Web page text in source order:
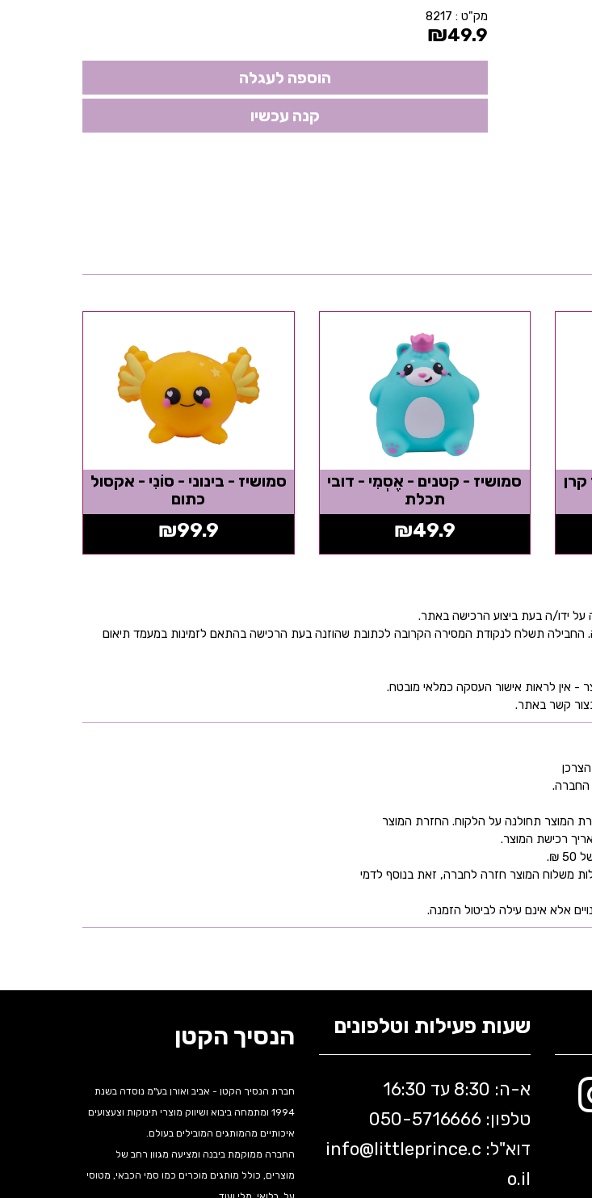
מק"ט : 8217
₪49.9
קרן
סמושיז - קטנים - אֶסְמִי - דובי
תכלת
₪49.9
סמושיז - בינוני - סוֹנִי - אקסול
כתום
₪99.9
החבילה תשלח לנקודת המסירה הקרובה לכתובת שהוזנה בעת הרכישה בהתאם לזמינות במעמד תיאום
החברה.
המוצר תחולנה על הלקוח. החזרת המוצר
₪.
משלוח המוצר חזרה לחברה, זאת בנוסף לדמי
אלא אינם עילה לביטול הזמנה.
שעות פעילות וטלפונים
א-ה: 8:30 עד 16:30
טלפון: 050-5 716666
דוא"ל:
info@littleprince.c
o.il
הנסיך הקטן
חברת הנסיך הקטן - אביב ואורן בע"מ נוסדה בשנת
1994 ומתמחה ביבוא ושיווק מוצרי תינוקות וצעצועים
איכותיים מהמותגים המובילים בעולם.
החברה ממוקמת ביבנה ומציעה מגוון רחב של
מוצרים, כולל מותגים מוכרים כמו סמי הכבאי, מטוסי